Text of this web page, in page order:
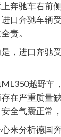
奔驰车右前
口奔驰车辆
责。
，进口奔驰
越野车
在严重质量
全气囊正常
来分析德国